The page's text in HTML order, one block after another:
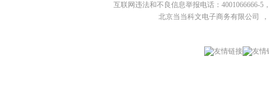
互联网违法和不良信息举报电话：4001066666-5
北京当当科文电子商务有限公司